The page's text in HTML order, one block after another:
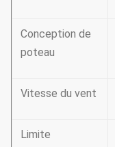
Conception de
poteau
Vitesse du vent
Limite